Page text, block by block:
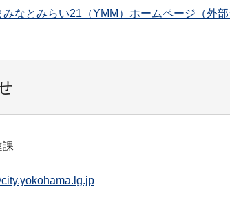
なとみらい21（YMM）ホームページ（外部
課